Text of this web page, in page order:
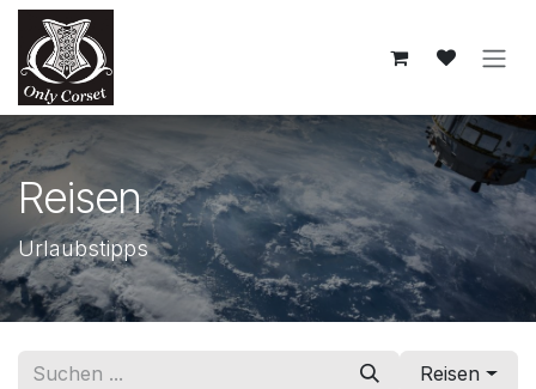
Zum Inhalt springen
Reisen
Urlaubstipps
Reisen